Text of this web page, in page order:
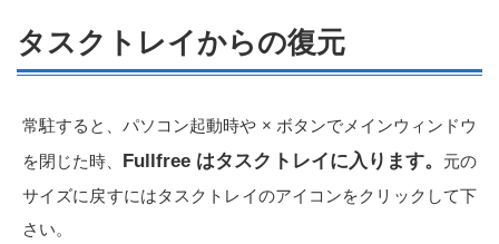
タスクトレイからの復元
常駐すると、パソコン起動時や × ボタンでメインウィンドウ
を閉じた時、 Fullfree はタスクトレイに入ります。 元の
サイズに戻すにはタスクトレイのアイコンをクリックして下
さい。